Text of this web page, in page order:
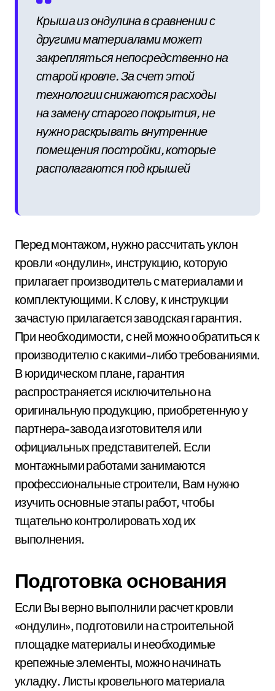
Крыша из ондулина в сравнении с
другими материалами может
закрепляться непосредственно на
старой кровле. За счет этой
технологии снижаются расходы
на замену старого покрытия, не
нужно раскрывать внутренние
помещения постройки, которые
располагаются под крышей
Перед монтажом, нужно рассчитать уклон
кровли «ондулин», инструкцию, которую
прилагает производитель с материалами и
комплектующими. К слову, к инструкции
зачастую прилагается заводская гарантия.
При необходимости, с ней можно обратиться к
производителю с какими-либо требованиями.
В юридическом плане, гарантия
распространяется исключительно на
оригинальную продукцию, приобретенную у
партнера-завода изготовителя или
официальных представителей. Если
монтажными работами занимаются
профессиональные строители, Вам нужно
изучить основные этапы работ, чтобы
тщательно контролировать ход их
выполнения.
Подготовка основания
Если Вы верно выполнили расчет кровли
«ондулин», подготовили на строительной
площадке материалы и необходимые
крепежные элементы, можно начинать
укладку. Листы кровельного материала